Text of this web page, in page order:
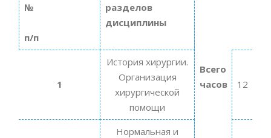
№
п/п
разделов
дисциплины
Всего
часов
1
История хирургии.
Организация
хирургической
помощи
12
Нормальная и